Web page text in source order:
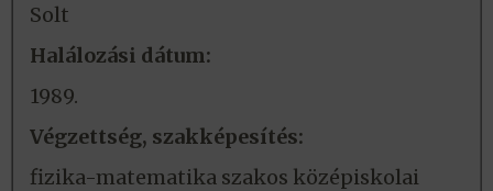
Solt
Halálozási dátum:
1989.
Végzettség, szakképesítés:
fizika-matematika szakos középiskolai